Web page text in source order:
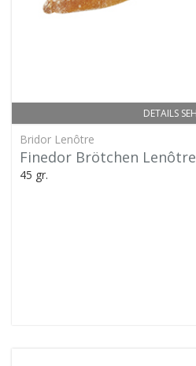
DETAILS
Bridor Lenôtre
Finedor Brötchen
45 gr.